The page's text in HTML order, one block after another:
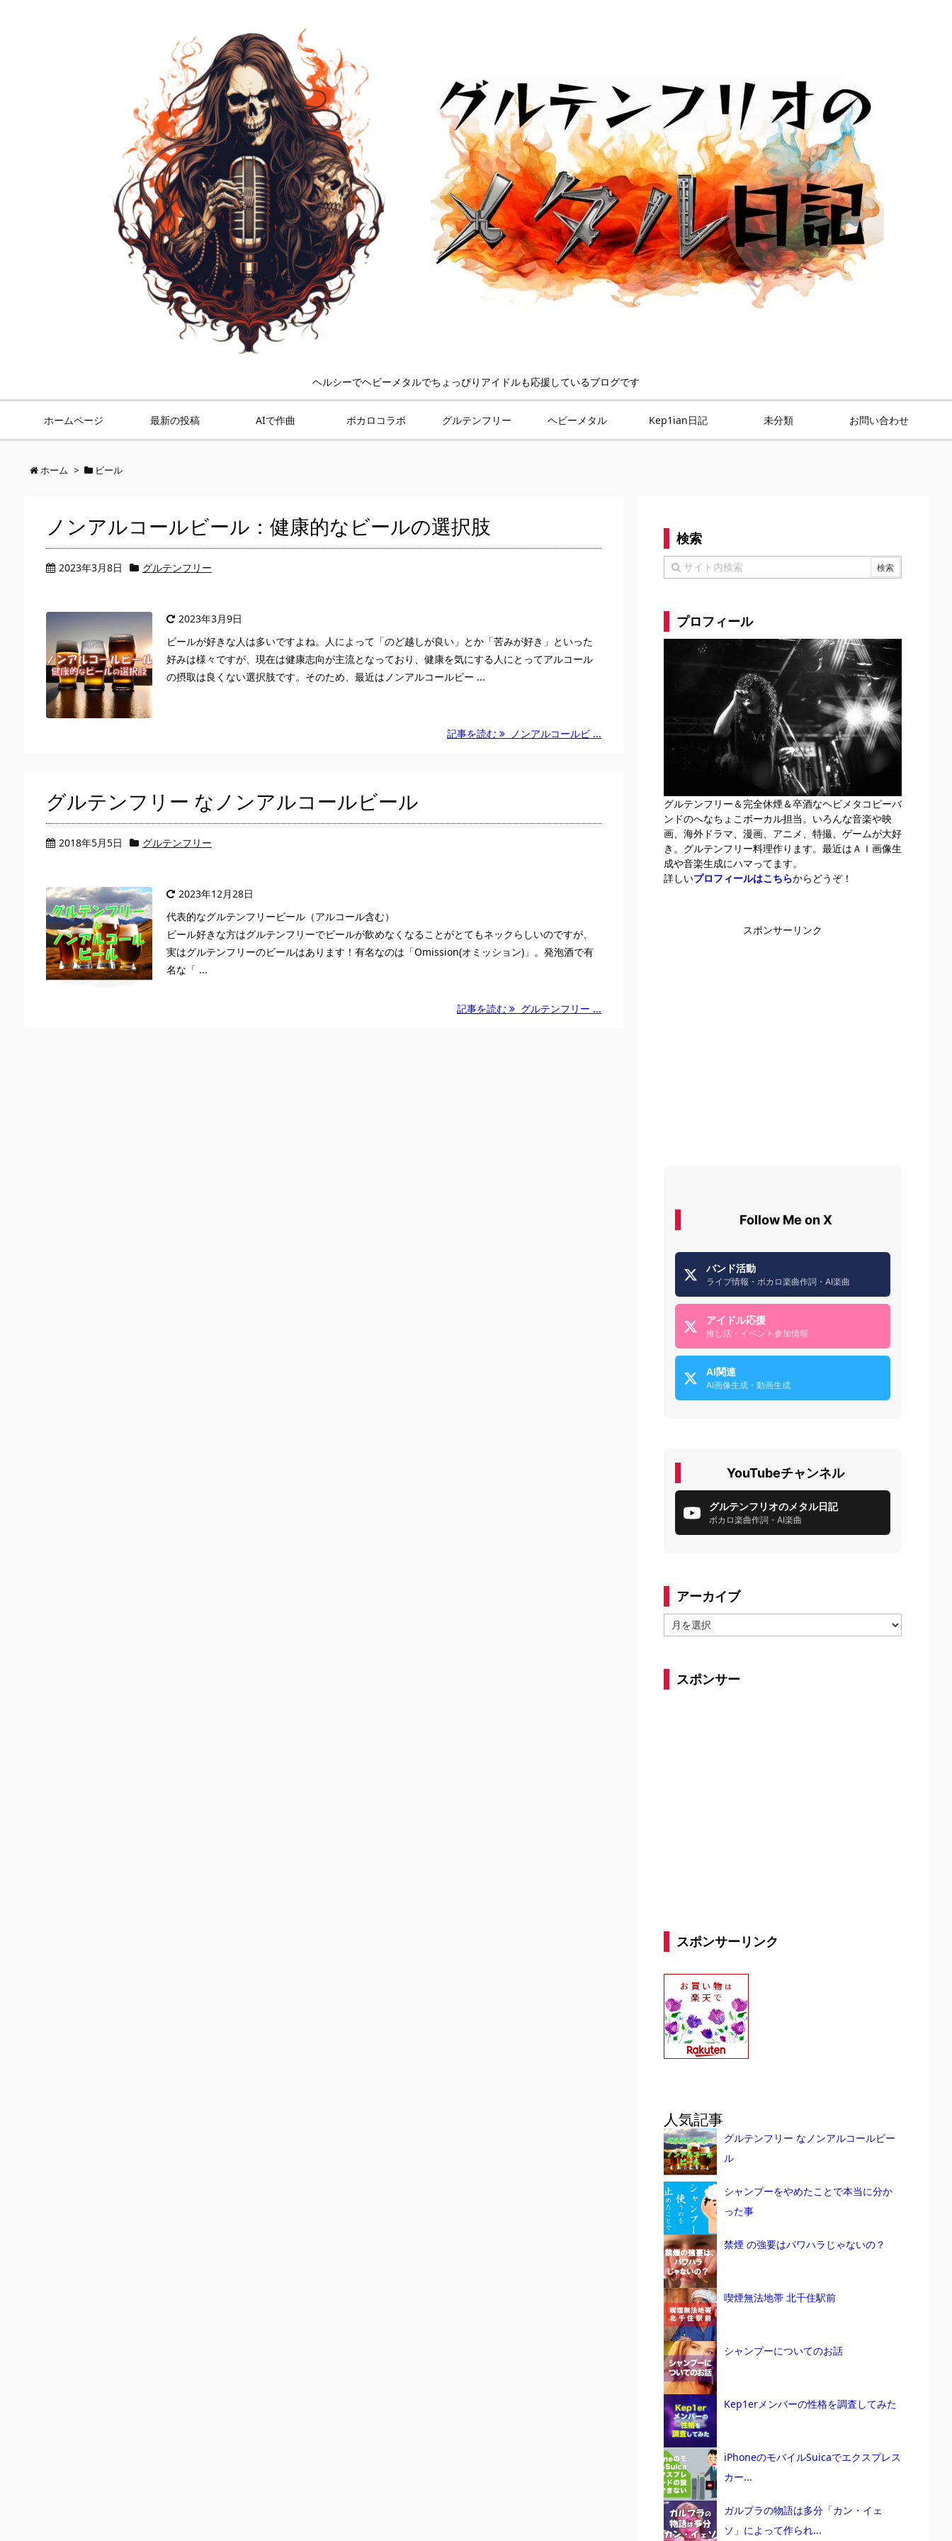
ヘルシーでヘビーメタルでちょっぴりアイドルも応援しているブログです
ホームページ 最新の投稿 AIで作曲 ボカロコラボ グルテンフリー ヘビーメタル Kep1ian日記 未分類 お問い合わせ
ホーム > ビール
ノンアルコールビール：健康的なビールの選択肢
2023年3月8日 グルテンフリー
2023年3月9日
ビールが好きな人は多いですよね。人によって「のど越しが良い」とか「苦みが好き」といった
好みは様々ですが、現在は健康志向が主流となっており、健康を気にする人にとってアルコール
の摂取は良くない選択肢です。そのため、最近はノンアルコールビー ...
記事を読む ノンアルコールビ ...
グルテンフリー なノンアルコールビール
2018年5月5日 グルテンフリー
2023年12月28日
代表的なグルテンフリービール（アルコール含む）
ビール好きな方はグルテンフリーでビールが飲めなくなることがとてもネックらしいのですが、
実はグルテンフリーのビールはあります！有名なのは「Omission(オミッション)」。発泡酒で有
名な「 ...
記事を読む グルテンフリー ...
検索
プロフィール
グルテンフリー＆完全休煙＆卒酒なヘビメタコピーバ
ンドのへなちょこボーカル担当。いろんな音楽や映
画、海外ドラマ、漫画、アニメ、特撮、ゲームが大好
き。グルテンフリー料理作ります。最近はＡＩ画像生
成や音楽生成にハマってます。
詳しいプロフィールはこちらからどうぞ！
スポンサーリンク
Follow Me on X
バンド活動
ライブ情報・ボカロ楽曲作詞・AI楽曲
アイドル応援
推し活・イベント参加情報
AI関連
AI画像生成・動画生成
YouTubeチャンネル
グルテンフリオのメタル日記
ボカロ楽曲作詞・AI楽曲
アーカイブ
ー
スポンサー
スポンサーリンク
人気記事
グルテンフリー なノンアルコールビー
ル
シャンプーをやめたことで本当に分か
った事
禁煙 の強要はパワハラじゃないの？
喫煙無法地帯 北千住駅前
シャンプーについてのお話
Kep1erメンバーの性格を調査してみた
iPhoneのモバイルSuicaでエクスプレス
カー...
ガルプラの物語は多分「カン・イェ
ソ」によって作られ...